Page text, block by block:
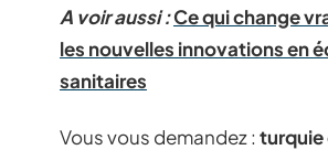
A voir aussi :Ce qui change
les nouvelles innovations en
sanitaires
Vous vous demandez : turquie